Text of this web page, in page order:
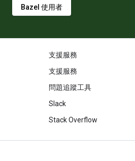
Bazel 使用者
支援服務
支援服務
問題追蹤工具
Slack
Stack Overflow